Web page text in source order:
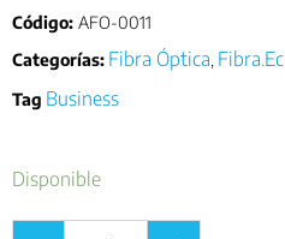
Código: AFO-0011
Categorías: Fibra Óptica Fibra.Ec
Tag Business
Disponible